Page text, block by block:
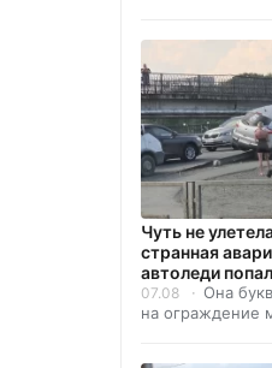
Чуть не
странная
автоледи
07.08
Она
на ограждение